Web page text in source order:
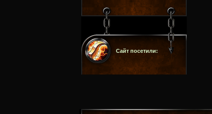
Сайт посетили: